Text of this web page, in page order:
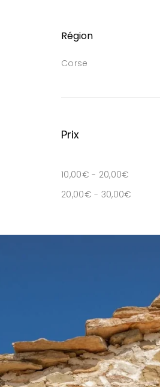
Région
Corse
Prix
10,00€ - 20,00€
20,00€ - 30,00€